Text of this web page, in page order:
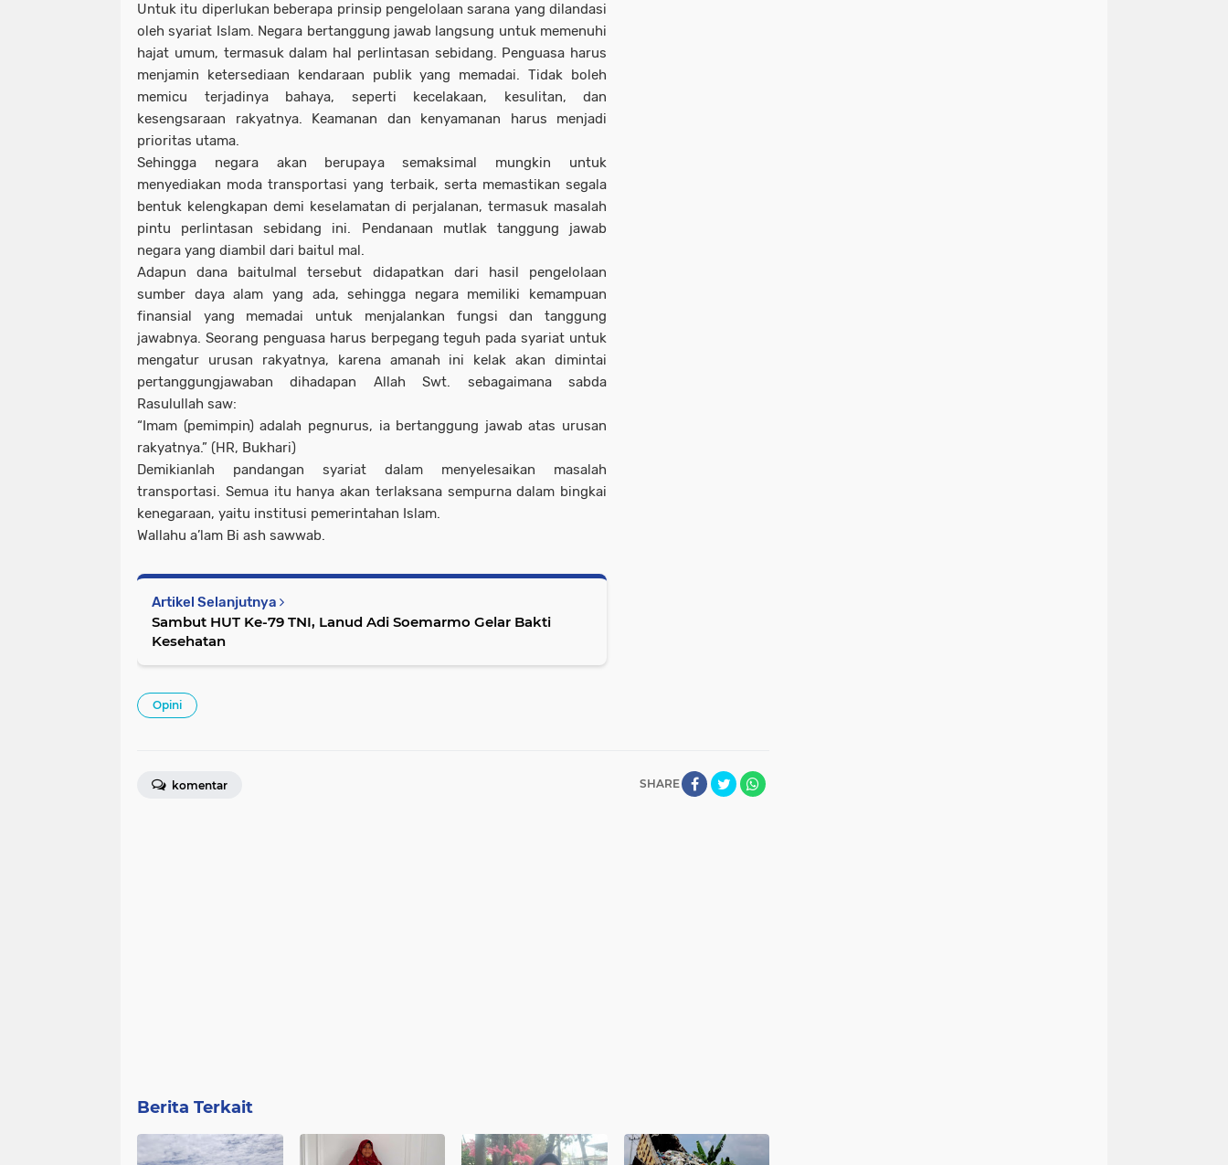
Untuk itu diperlukan beberapa prinsip pengelolaan sarana yang dilandasi
oleh syariat Islam. Negara bertanggung jawab langsung untuk memenuhi
hajat umum, termasuk dalam hal perlintasan sebidang. Penguasa harus
menjamin ketersediaan kendaraan publik yang memadai. Tidak boleh
memicu terjadinya bahaya, seperti kecelakaan, kesulitan, dan
kesengsaraan rakyatnya. Keamanan dan kenyamanan harus menjadi
prioritas utama.
Sehingga negara akan berupaya semaksimal mungkin untuk
menyediakan moda transportasi yang terbaik, serta memastikan segala
bentuk kelengkapan demi keselamatan di perjalanan, termasuk masalah
pintu perlintasan sebidang ini. Pendanaan mutlak tanggung jawab
negara yang diambil dari baitul mal.
Adapun dana baitulmal tersebut didapatkan dari hasil pengelolaan
sumber daya alam yang ada, sehingga negara memiliki kemampuan
finansial yang memadai untuk menjalankan fungsi dan tanggung
jawabnya. Seorang penguasa harus berpegang teguh pada syariat untuk
mengatur urusan rakyatnya, karena amanah ini kelak akan dimintai
pertanggungjawaban dihadapan Allah Swt. sebagaimana sabda
Rasulullah saw:
“Imam (pemimpin) adalah pegnurus, ia bertanggung jawab atas urusan
rakyatnya.” (HR, Bukhari)
Demikianlah pandangan syariat dalam menyelesaikan masalah
transportasi. Semua itu hanya akan terlaksana sempurna dalam bingkai
kenegaraan, yaitu institusi pemerintahan Islam.
Wallahu a’lam Bi ash sawwab.
Artikel Selanjutnya
Sambut HUT Ke-79 TNI, Lanud Adi Soemarmo Gelar Bakti
Kesehatan
Opini
SHARE
komentar
Berita Terkait